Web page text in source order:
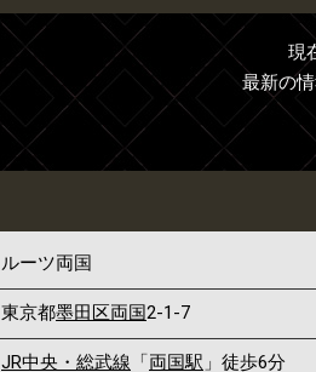
現
最新の
ルーツ両国
東京都墨田区両国2-1-7
JR中央・総武線 「両国駅 」徒歩6分